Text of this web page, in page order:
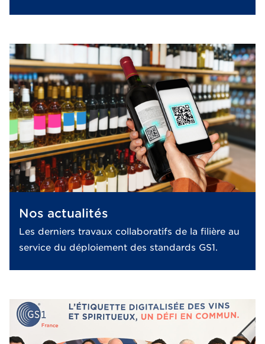
Nos actualités
Les derniers travaux collaboratifs de la filière au
service du déploiement des standards GS1.